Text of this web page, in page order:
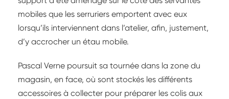
mobiles que les serruriers emportent avec eux
lorsqu’ils interviennent dans l’atelier, afin, justement,
d’y accrocher un étau mobile.
Pascal Verne poursuit sa tournée dans la zone du
magasin, en face, où sont stockés les différents
accessoires à collecter pour préparer les colis aux